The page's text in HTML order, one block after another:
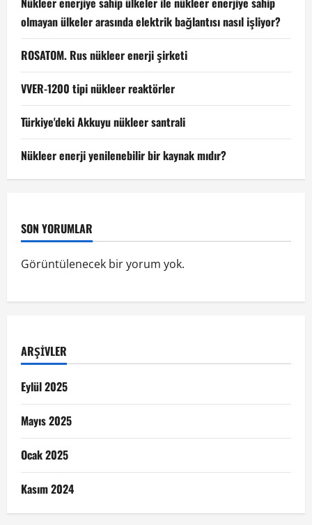
olmayan ülkeler arasında elektrik bağlantısı nasıl işliyor?
ROSATOM. Rus nükleer enerji şirketi
VVER-1200 tipi nükleer reaktörler
Türkiye'deki Akkuyu nükleer santrali
Nükleer enerji yenilenebilir bir kaynak mıdır?
SON YORUMLAR
Görüntülenecek bir yorum yok.
ARŞIVLER
Eylül 2025
Mayıs 2025
Ocak 2025
Kasım 2024